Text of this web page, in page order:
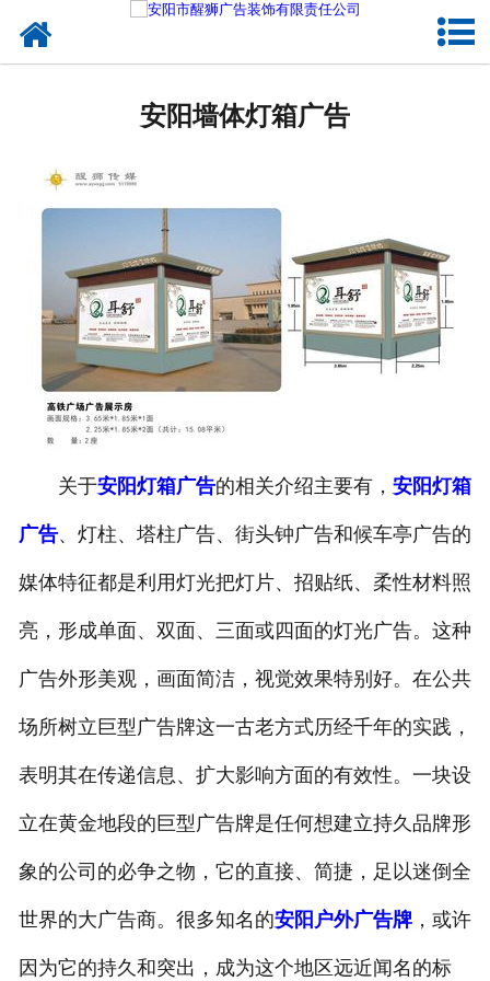
诚聘英才
安阳墙体灯箱广告
关于安阳灯箱广告的相关介绍主要有， 安阳灯箱
广告、灯柱、塔柱广告、街头钟广告和候车亭广告的
媒体特征都是利用灯光把灯片、招贴纸、柔性材料照
亮，形成单面、双面、三面或四面的灯光广告。这种
广告外形美观，画面简洁，视觉效果特别好。在公共
场所树立巨型广告牌这一古老方式历经千年的实践，
表明其在传递信息、扩大影响方面的有效性。一块设
立在黄金地段的巨型广告牌是任何想建立持久品牌形
象的公司的必争之物，它的直接、简捷，足以迷倒全
世界的大广告商。很多知名的安阳户外广告牌，或许
因为它的持久和突出，成为这个地区远近闻名的标